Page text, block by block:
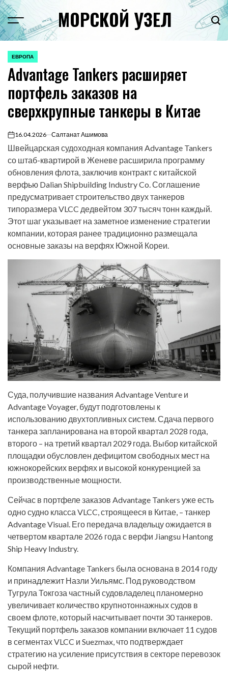
Перейти
к
содержимому
Menu МОРСКОЙ УЗЕЛ
ОПУБЛИКОВАНО
В
ЕВРОПА
Advantage Tankers расширяет
портфель заказов на
сверхкрупные танкеры в Китае
on16.04.2026 Салтанат Ашимова
Швейцарская судоходная компания Advantage Tankers
со штаб-квартирой в Женеве расширила программу
обновления флота, заключив контракт с китайской
верфью Dalian Shipbuilding Industry Co. Соглашение
предусматривает строительство двух танкеров
типоразмера VLCC дедвейтом 307 тысяч тонн каждый.
Этот шаг указывает на заметное изменение стратегии
компании, которая ранее традиционно размещала
основные заказы на верфях Южной Кореи.
Суда, получившие названия Advantage Venture и
Advantage Voyager, будут подготовлены к
использованию двухтопливных систем. Сдача первого
танкера запланирована на второй квартал 2028 года,
второго – на третий квартал 2029 года. Выбор китайской
площадки обусловлен дефицитом свободных мест на
южнокорейских верфях и высокой конкуренцией за
производственные мощности.
Сейчас в портфеле заказов Advantage Tankers уже есть
одно судно класса VLCC, строящееся в Китае, – танкер
Advantage Visual. Его передача владельцу ожидается в
четвертом квартале 2026 года с верфи Jiangsu Hantong
Ship Heavy Industry.
Компания Advantage Tankers была основана в 2014 году
и принадлежит Назли Уильямс. Под руководством
Тугрула Токгоза частный судовладелец планомерно
увеличивает количество крупнотоннажных судов в
своем флоте, который насчитывает почти 30 танкеров.
Текущий портфель заказов компании включает 11 судов
в сегментах VLCC и Suezmax, что подтверждает
стратегию на усиление присутствия в секторе перевозок
сырой нефти.